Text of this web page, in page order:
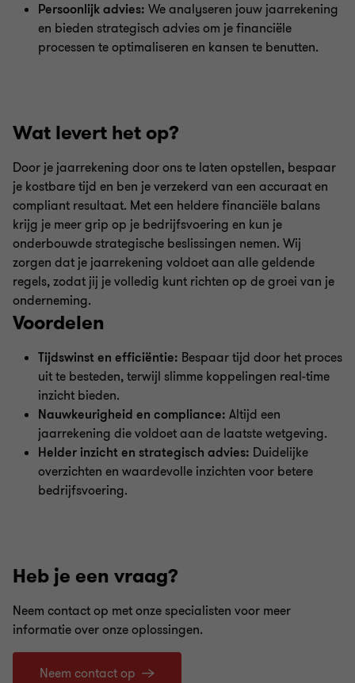
Persoonlijk advies: We analyseren jouw jaarrekening
en bieden strategisch advies om je financiële
processen te optimaliseren en kansen te benutten.
Wat levert het op?
Door je jaarrekening door ons te laten opstellen, bespaar
je kostbare tijd en ben je verzekerd van een accuraat en
compliant resultaat. Met een heldere financiële balans
krijg je meer grip op je bedrijfsvoering en kun je
onderbouwde strategische beslissingen nemen. Wij
zorgen dat je jaarrekening voldoet aan alle geldende
regels, zodat jij je volledig kunt richten op de groei van je
onderneming.
Voordelen
Tijdswinst en efficiëntie: Bespaar tijd door het proces
uit te besteden, terwijl slimme koppelingen real-time
inzicht bieden.
Nauwkeurigheid en compliance: Altijd een
jaarrekening die voldoet aan de laatste wetgeving.
Helder inzicht en strategisch advies: Duidelijke
overzichten en waardevolle inzichten voor betere
bedrijfsvoering.
Heb je een vraag?
Neem contact op met onze specialisten voor meer
informatie over onze oplossingen.
Neem contact op